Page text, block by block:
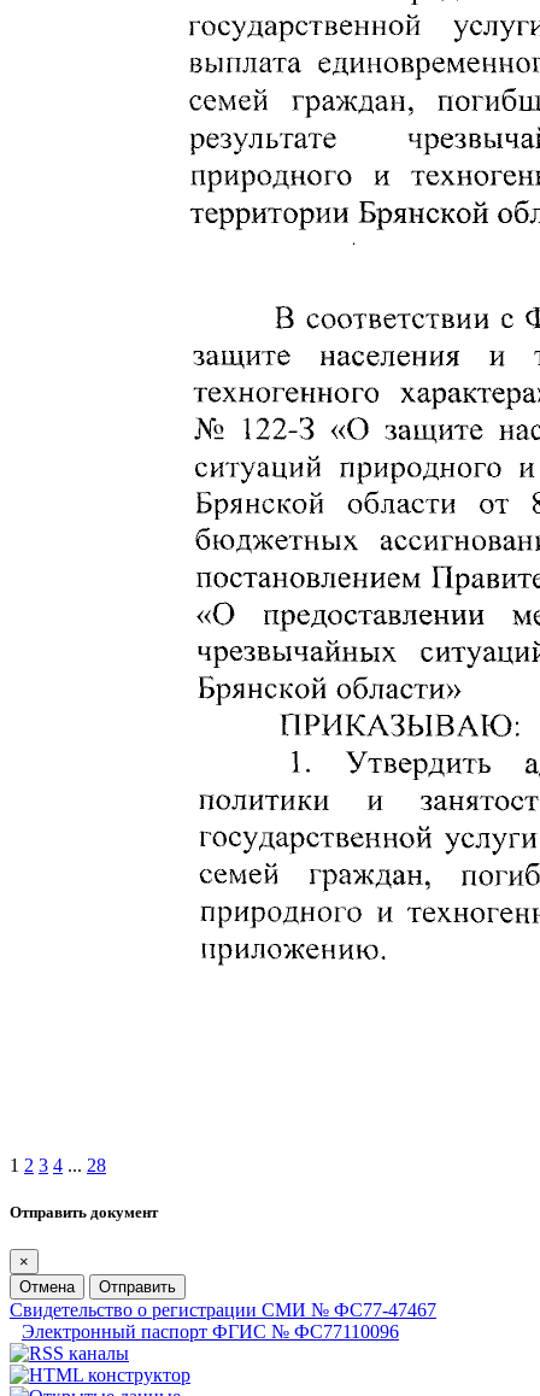
1 2 3 4 ... 28
Отправить документ
×
Отмена
Отправить
Свидетельство о регистрации СМИ № ФС77-47467
Электронный паспорт ФГИС № ФС77110096